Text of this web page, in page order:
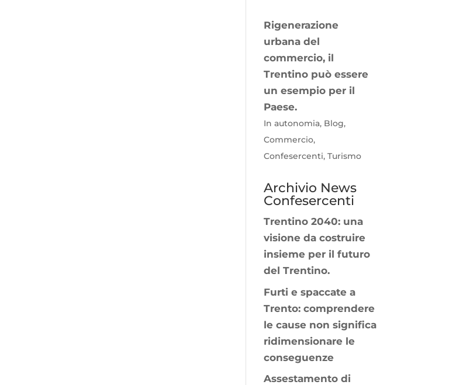
Rigenerazione
urbana del
commercio, il
Trentino può essere
un esempio per il
Paese.
In autonomia, Blog,
Commercio,
Confesercenti, Turismo
Archivio News
Confesercenti
Trentino 2040: una
visione da costruire
insieme per il futuro
del Trentino.
Furti e spaccate a
Trento: comprendere
le cause non significa
ridimensionare le
conseguenze
Assestamento di